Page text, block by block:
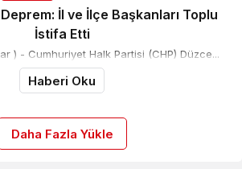
İl ve İlçe Başkanları Toplu
İstifa Etti
) - Cumhuriyet Halk Partisi (CHP) Düzce...
Haberi Oku
Daha Fazla Yükle